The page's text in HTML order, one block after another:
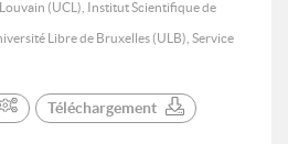
(UCL), Institut Scientifique de
Libre de Bruxelles (ULB), Service
Téléchargement